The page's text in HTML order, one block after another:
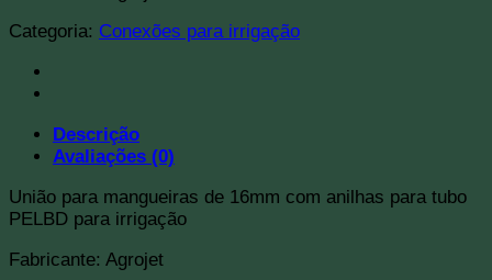
Categoria: Conexões para irrigação
Descrição
Avaliações (0)
União para mangueiras de 16mm com anilhas para tubo
PELBD para irrigação
Fabricante: Agrojet